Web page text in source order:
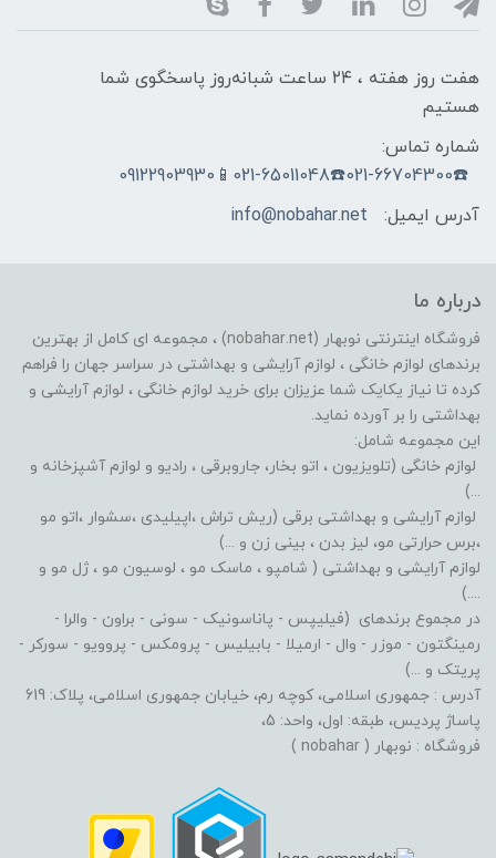
هفت روز هفته ، ۲۴ ساعت شبانه‌روز پاسخگوی شما
هستیم
شماره تماس:
☎️021-66704300☎️021-65011048📱09122903930
آدرس ایمیل:
info@nobahar.net
درباره ما
فروشگاه اینترنتی نوبهار (nobahar.net) ، مجموعه ای کامل از بهترین
برندهای لوازم خانگی ، لوازم آرایشی و بهداشتی در سراسر جهان را فراهم
کرده تا نیاز یکایک شما عزیزان برای خرید لوازم خانگی ، لوازم آرایشی و
بهداشتی را بر آورده نماید.
این مجموعه شامل:
لوازم خانگی (تلویزیون ، اتو بخار، جاروبرقی ، رادیو و لوازم آشپزخانه و
...)
لوازم آرایشی و بهداشتی برقی (ریش تراش ،اپیلیدی ،سشوار ،اتو مو
،برس حرارتی مو، لیز بدن ، بینی زن و ...)
لوازم آرایشی و بهداشتی ( شامپو ، ماسک مو ، لوسیون مو ، ژل مو و
....)
در مجموع برندهای (فیلیپس - پاناسونیک - سونی - براون - والرا -
رمینگتون - موزر - وال - ارمیلا - بابیلیس - پرومکس - پروویو - سورکر -
پریتک و ...)
آدرس : جمهوری اسلامی، کوچه رم، خیابان جمهوری اسلامی، پلاک: 619
پاساژ پردیس، طبقه: اول، واحد: 5،
فروشگاه : نوبهار ( nobahar )